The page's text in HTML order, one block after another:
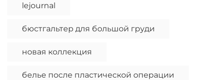
lejournal
бюстгальтер для большой груди
новая коллекция
белье после пластической операции